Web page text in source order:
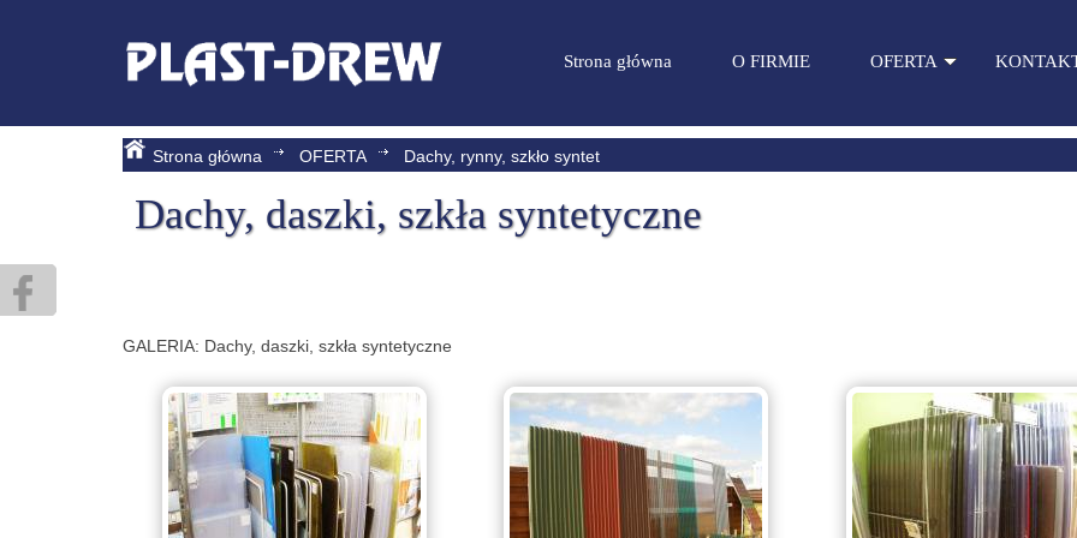
Strona główna O FIRMIE OFERTA
Strona główna OFERTA Dachy, rynny, szkło syntet
Dachy, daszki, szkła syntetyczne
GALERIA: Dachy, daszki, szkła syntetyczne